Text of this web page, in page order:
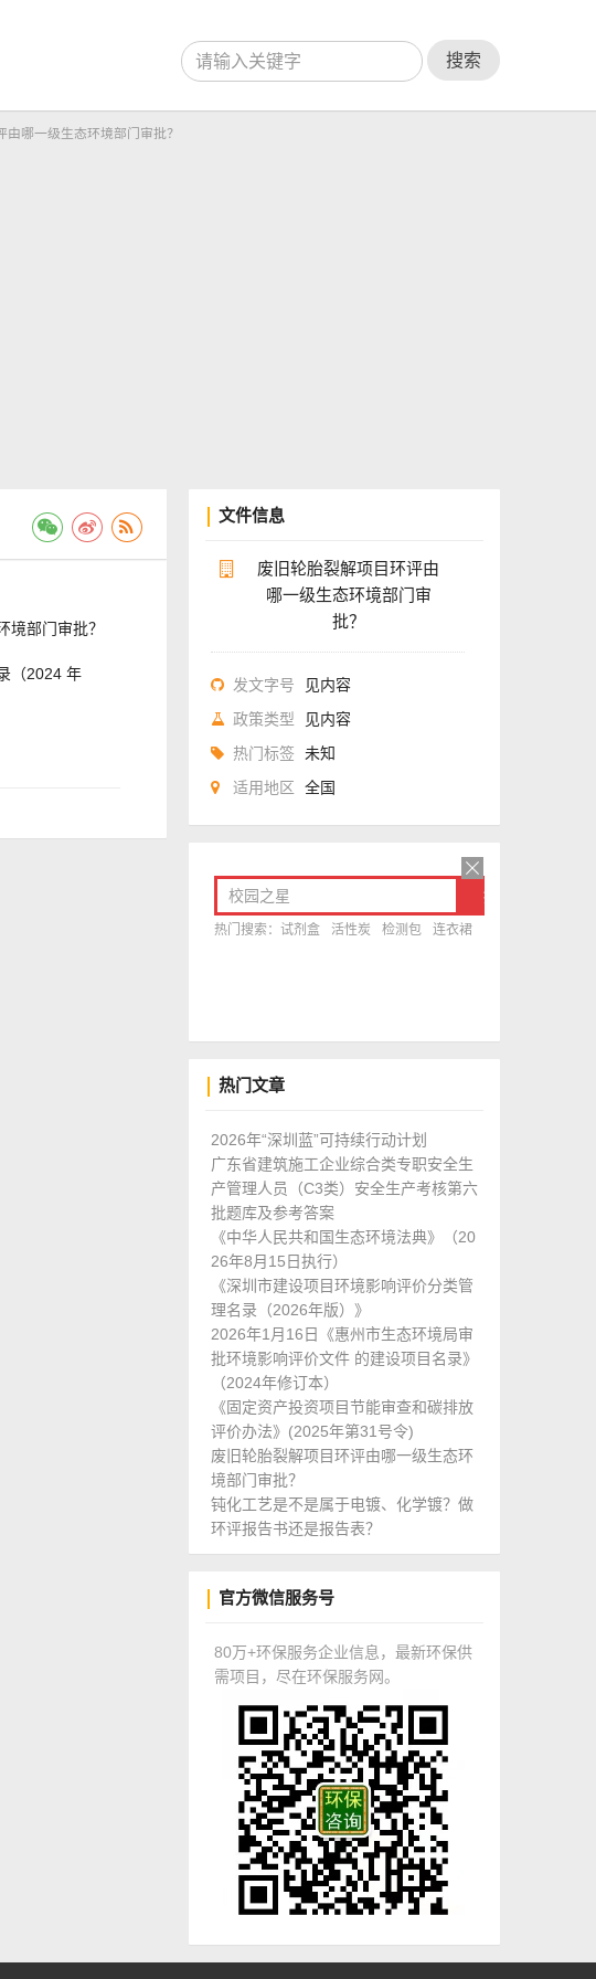
搜索
哪一级生态环境部门审批？
部门审批？
（2024 年
文件信息
废旧轮胎裂解项目环评由
哪一级生态环境部门审
批？
发文字号
见内容
政策类型
见内容
热门标签
未知
适用地区
全国
热门文章
2026年“深圳蓝”可持续行动计划
广东省建筑施工企业综合类专职安全生
产管理人员（C3类）安全生产考核第六
批题库及参考答案
《中华人民共和国生态环境法典》（20
26年8月15日执行）
《深圳市建设项目环境影响评价分类管
理名录（2026年版）》
2026年1月16日《惠州市生态环境局审
批环境影响评价文件 的建设项目名录》
（2024年修订本）
《固定资产投资项目节能审查和碳排放
评价办法》(2025年第31号令)
废旧轮胎裂解项目环评由哪一级生态环
境部门审批？
钝化工艺是不是属于电镀、化学镀？做
环评报告书还是报告表？
官方微信服务号
80万+环保服务企业信息，最新环保供
需项目，尽在环保服务网。